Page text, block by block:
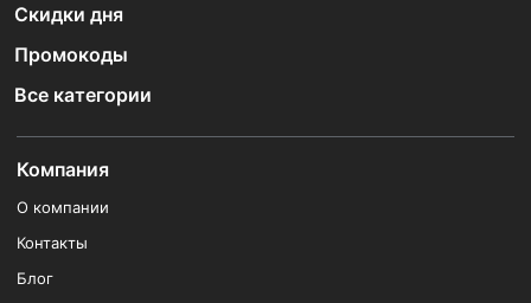
Скидки дня
Промокоды
Все категории
Компания
О компании
Контакты
Блог